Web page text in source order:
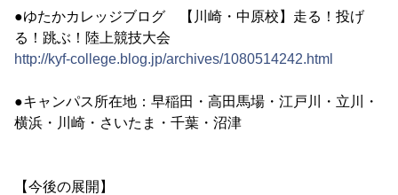
●ゆたかカレッジブログ 【川崎・中原校】走る！投げ
る！跳ぶ！陸上競技大会
http://kyf-college.blog.jp/archives/1080514242.html
●キャンパス所在地：早稲田・高田馬場・江戸川・立川・
横浜・川崎・さいたま・千葉・沼津
【今後の展開】